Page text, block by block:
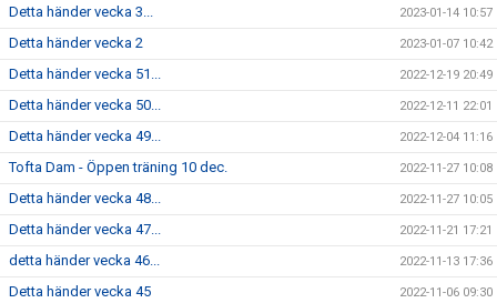
Detta händer vecka 3... 2023-01-14 10:57
Detta händer vecka 2 2023-01-07 10:42
Detta händer vecka 51... 2022-12-19 20:49
Detta händer vecka 50... 2022-12-11 22:01
Detta händer vecka 49... 2022-12-04 11:16
Tofta Dam - Öppen träning 10 dec. 2022-11-27 10:08
Detta händer vecka 48... 2022-11-27 10:05
Detta händer vecka 47... 2022-11-21 17:21
detta händer vecka 46... 2022-11-13 17:36
Detta händer vecka 45 2022-11-06 09:30